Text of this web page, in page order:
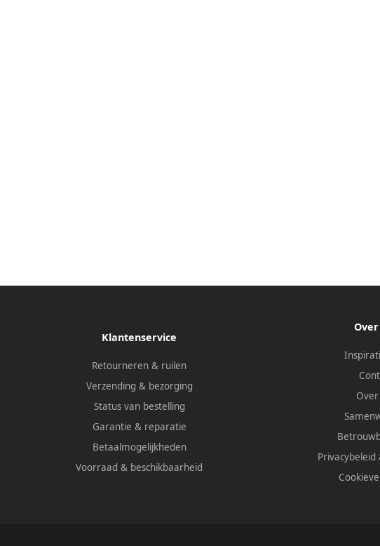
Klantenservice
Retourneren & ruilen
Verzending & bezorging
Status van bestelling
Garantie & reparatie
Betaalmogelijkheden
Voorraad & beschikbaarheid
Privacybeleid